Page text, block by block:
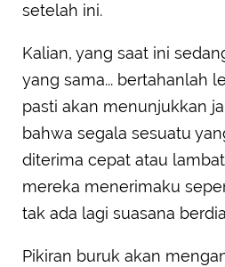
setelah ini.
Kalian, yang saat ini
yang sama... bertahanlah
pasti akan menunjukkan
bahwa segala sesuatu
diterima cepat atau
mereka menerimaku
tak ada lagi suasana
Pikiran buruk akan